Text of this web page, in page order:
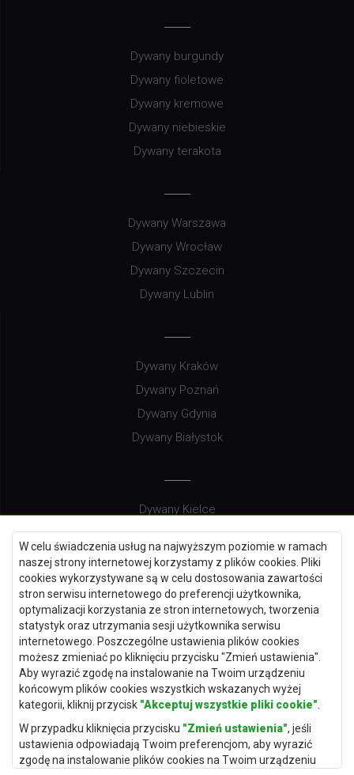
W celu świadczenia usług na najwyższym poziomie w ramach
naszej strony internetowej korzystamy z plików cookies. Pliki
cookies wykorzystywane są w celu dostosowania zawartości
stron serwisu internetowego do preferencji użytkownika,
optymalizacji korzystania ze stron internetowych, tworzenia
statystyk oraz utrzymania sesji użytkownika serwisu
internetowego. Poszczególne ustawienia plików cookies
możesz zmieniać po kliknięciu przycisku "Zmień ustawienia".
Aby wyrazić zgodę na instalowanie na Twoim urządzeniu
końcowym plików cookies wszystkich wskazanych wyżej
kategorii, kliknij przycisk "Akceptuj wszystkie pliki cookie"
W przypadku kliknięcia przycisku "Zmień ustawienia", jeśli
ustawienia odpowiadają Twoim preferencjom, aby wyrazić
zgodę na instalowanie plików cookies na Twoim urządzeniu
Dywany burgundy
Dywany fioletowe
Dywany kremowe
Dywany niebieskie
Dywany terakota
Dywany Warszawa
Dywany Wrocław
Dywany Szczecin
Dywany Lublin
Dywany Kraków
Dywany Poznań
Dywany Gdynia
Dywany Białystok
Dywany Kielce
Dywany Gdańsk
Dywany Toruń
Dywany Bydgoszcz
Dywany Łódź
Dywany Katowice
Dywany Rzeszów
Dywany Częstochowa